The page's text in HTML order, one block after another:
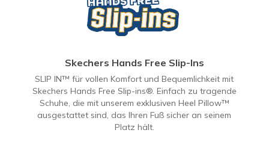
Skechers Hands Free Slip-Ins
SLIP IN™ für vollen Komfort und Bequemlichkeit mit
Skechers Hands Free Slip-ins®. Einfach zu tragende
Schuhe, die mit unserem exklusiven Heel Pillow™
ausgestattet sind, das Ihren Fuß sicher an seinem
Platz hält.